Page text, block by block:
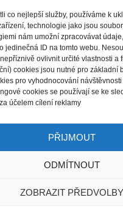
co nejlepší služby, používáme k
technologie jako jsou
nám umožní zpracovávat
jedinečná ID na tomto webu.
ovlivnit určité vlastnosti a
cookies jsou nutné pro základní
pro vyhodnocování
cookies se používají se ke
účelem cílení reklamy
PŘIJMOUT
ODMÍTNOUT
ZOBRAZIT PŘEDVOLBY
- mapka